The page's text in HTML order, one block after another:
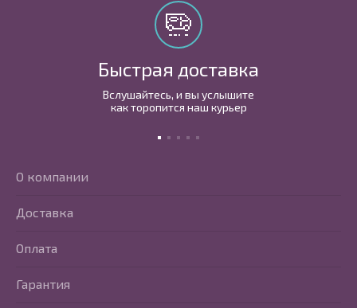
Быстрая доставка
Вслушайтесь, и вы услышите
как торопится наш курьер
О компании
Доставка
Оплата
Гарантия